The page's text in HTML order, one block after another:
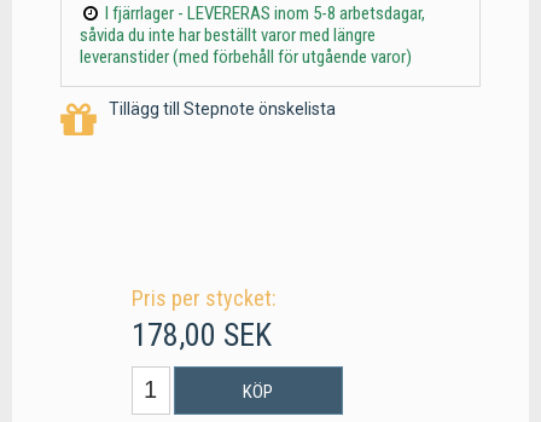
I fjärrlager - LEVERERAS inom 5-8 arbetsdagar,
såvida du inte har beställt varor med längre
leveranstider (med förbehåll för utgående varor)
Tillägg till Stepnote önskelista
Pris per stycket:
178,00 SEK
KÖP